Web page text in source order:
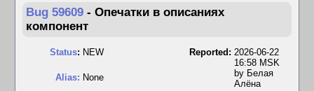
Bug 59609 - Опечатки в описаниях
компонент
Status: NEW
Alias: None
Reported: 2026-06-22
16:58 MSK
by Белая
Алёна